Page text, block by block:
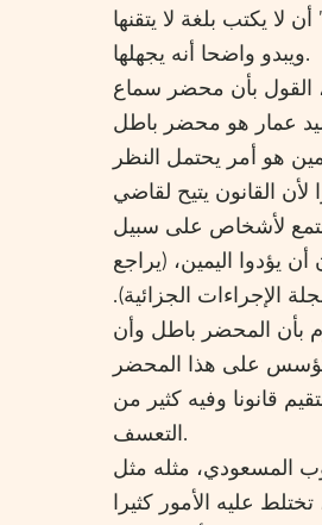
لا يكتب بلغة لا يتقنها
ويبدو واضحا أنه يجهلها.
القول بأن محضر سماع
عمار هو محضر باطل
هو أمر يحتمل النظر
لأن القانون يتيح لقاضي
لأشخاص على سبيل
أن يؤدوا اليمين، (يراجع
من مجلة الإجراءات الجزائية).
بأن المحضر باطل وأن
على هذا المحضر
قانونا وفيه كثير من
التعسف.
المسعودي، مثله مثل
عليه الأمور كثيرا